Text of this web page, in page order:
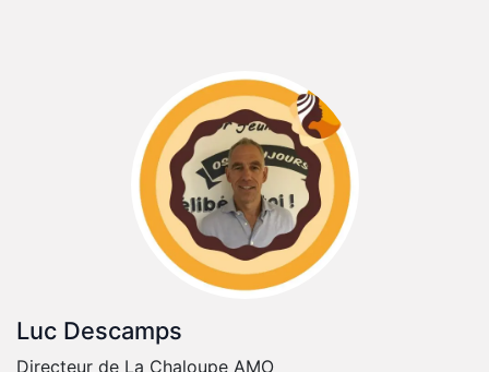
Luc Descamps
Directeur de La Chaloupe AMO